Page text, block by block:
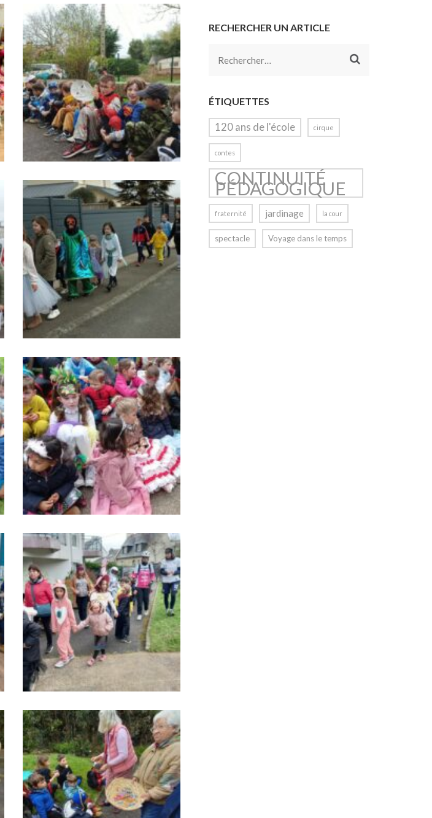
RECHERCHER UN ARTICLE
Rechercher :
ÉTIQUETTES
120 ans de l'école cirque
contes
CONTINUITÉ
PÉDAGOGIQUE
fraternité jardinage la cour
spectacle Voyage dans le temps